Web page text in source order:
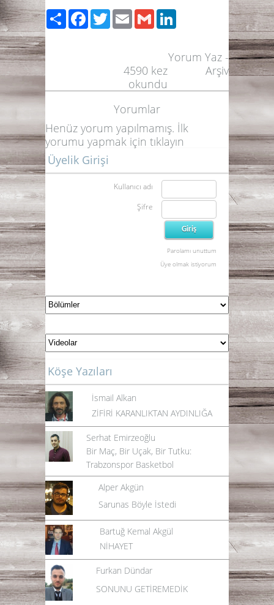
PaylaşFacebook
TwitterEmailGmail
Yorum Yaz -
Arşiv
4590 kez
okundu
Yorumlar
Henüz yorum yapılmamış. İlk
yorumu yapmak için tıklayın
Üyelik Girişi
Kullanıcı adı
Şifre
Parolamı unuttum
Üye olmak istiyorum
Köşe Yazıları
İsmail Alkan
ZİFİRİ KARANLIKTAN AYDINLIĞA
Serhat Emirzeoğlu
Bir Maç, Bir Uçak, Bir Tutku:
Trabzonspor Basketbol
Alper Akgün
Sarunas Böyle İstedi
Bartuğ Kemal Akgül
NİHAYET
Furkan Dündar
SONUNU GETİREMEDİK